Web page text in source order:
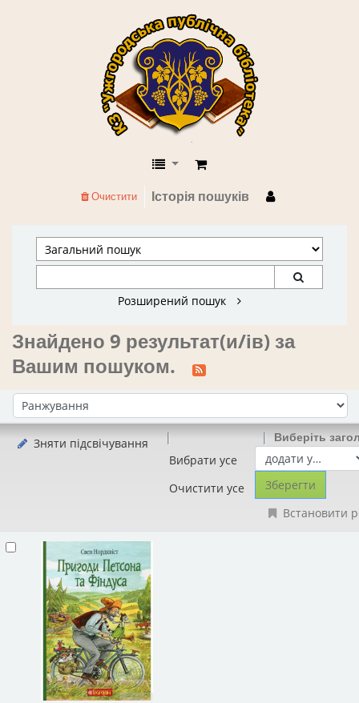
КЗ "Ужгородська публічна
Історія пошуків
Очистити
Розширений пошук
Знайдено 9 результат(и/ів) за
Вашим пошуком.
Сортувати за:
Зняти підсвічування
Вибрати усе
Очистити усе
Виберіть
Встановити